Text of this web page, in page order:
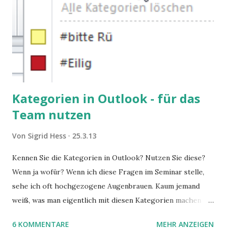
Kategorien in Outlook - für das
Team nutzen
Von Sigrid Hess 25.3.13
Kennen Sie die Kategorien in Outlook? Nutzen Sie diese?
Wenn ja wofür? Wenn ich diese Fragen im Seminar stelle,
sehe ich oft hochgezogene Augenbrauen. Kaum jemand
weiß, was man eigentlich mit diesen Kategorien machen
6 KOMMENTARE MEHR ANZEIGEN